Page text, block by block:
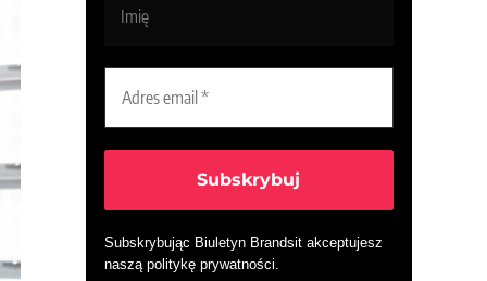
Subskrybując Biuletyn Brandsit akceptujesz
naszą politykę prywatności